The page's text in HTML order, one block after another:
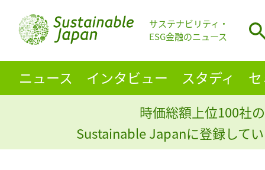
サステナビリティ・
ESG金融のニュース
ニュース インタビュー スタディ
時価総額上位100社
Sustainable Japanに登録して